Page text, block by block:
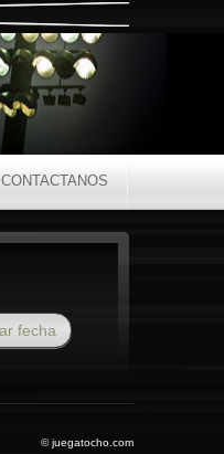
CONTACTANOS
© juegatocho.com